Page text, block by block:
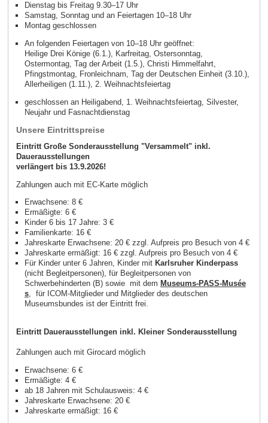
Dienstag bis Freitag 9.30–17 Uhr
Samstag, Sonntag und an Feiertagen 10–18 Uhr
Montag geschlossen
An folgenden Feiertagen von 10–18 Uhr geöffnet:
Heilige Drei Könige (6.1.), Karfreitag, Ostersonntag,
Ostermontag, Tag der Arbeit (1.5.), Christi Himmelfahrt,
Pfingstmontag, Fronleichnam, Tag der Deutschen Einheit (3.10.),
Allerheiligen (1.11.), 2. Weihnachtsfeiertag
geschlossen an Heiligabend, 1. Weihnachtsfeiertag, Silvester,
Neujahr und Fasnachtdienstag
Unsere Eintrittspreise
Eintritt Große Sonderausstellung "Versammelt" inkl.
Dauerausstellungen
verlängert bis 13.9.2026!
Zahlungen auch mit EC-Karte möglich
Erwachsene: 8 €
Ermäßigte: 6 €
Kinder 6 bis 17 Jahre: 3 €
Familienkarte: 16 €
Jahreskarte Erwachsene: 20 € zzgl. Aufpreis pro Besuch von 4 €
Jahreskarte ermäßigt: 16 € zzgl. Aufpreis pro Besuch von 4 €
Für Kinder unter 6 Jahren, Kinder mit Karlsruher Kinderpass
(nicht Begleitpersonen), für Begleitpersonen von
Schwerbehinderten (B) sowie mit dem Museums-PASS-Musée
s, für ICOM-Mitglieder und Mitglieder des deutschen
Museumsbundes ist der Eintritt frei.
Eintritt Dauerausstellungen inkl. Kleiner Sonderausstellung
Zahlungen auch mit Girocard möglich
Erwachsene: 6 €
Ermäßigte: 4 €
ab 18 Jahren mit Schulausweis: 4 €
Jahreskarte Erwachsene: 20 €
Jahreskarte ermäßigt: 16 €